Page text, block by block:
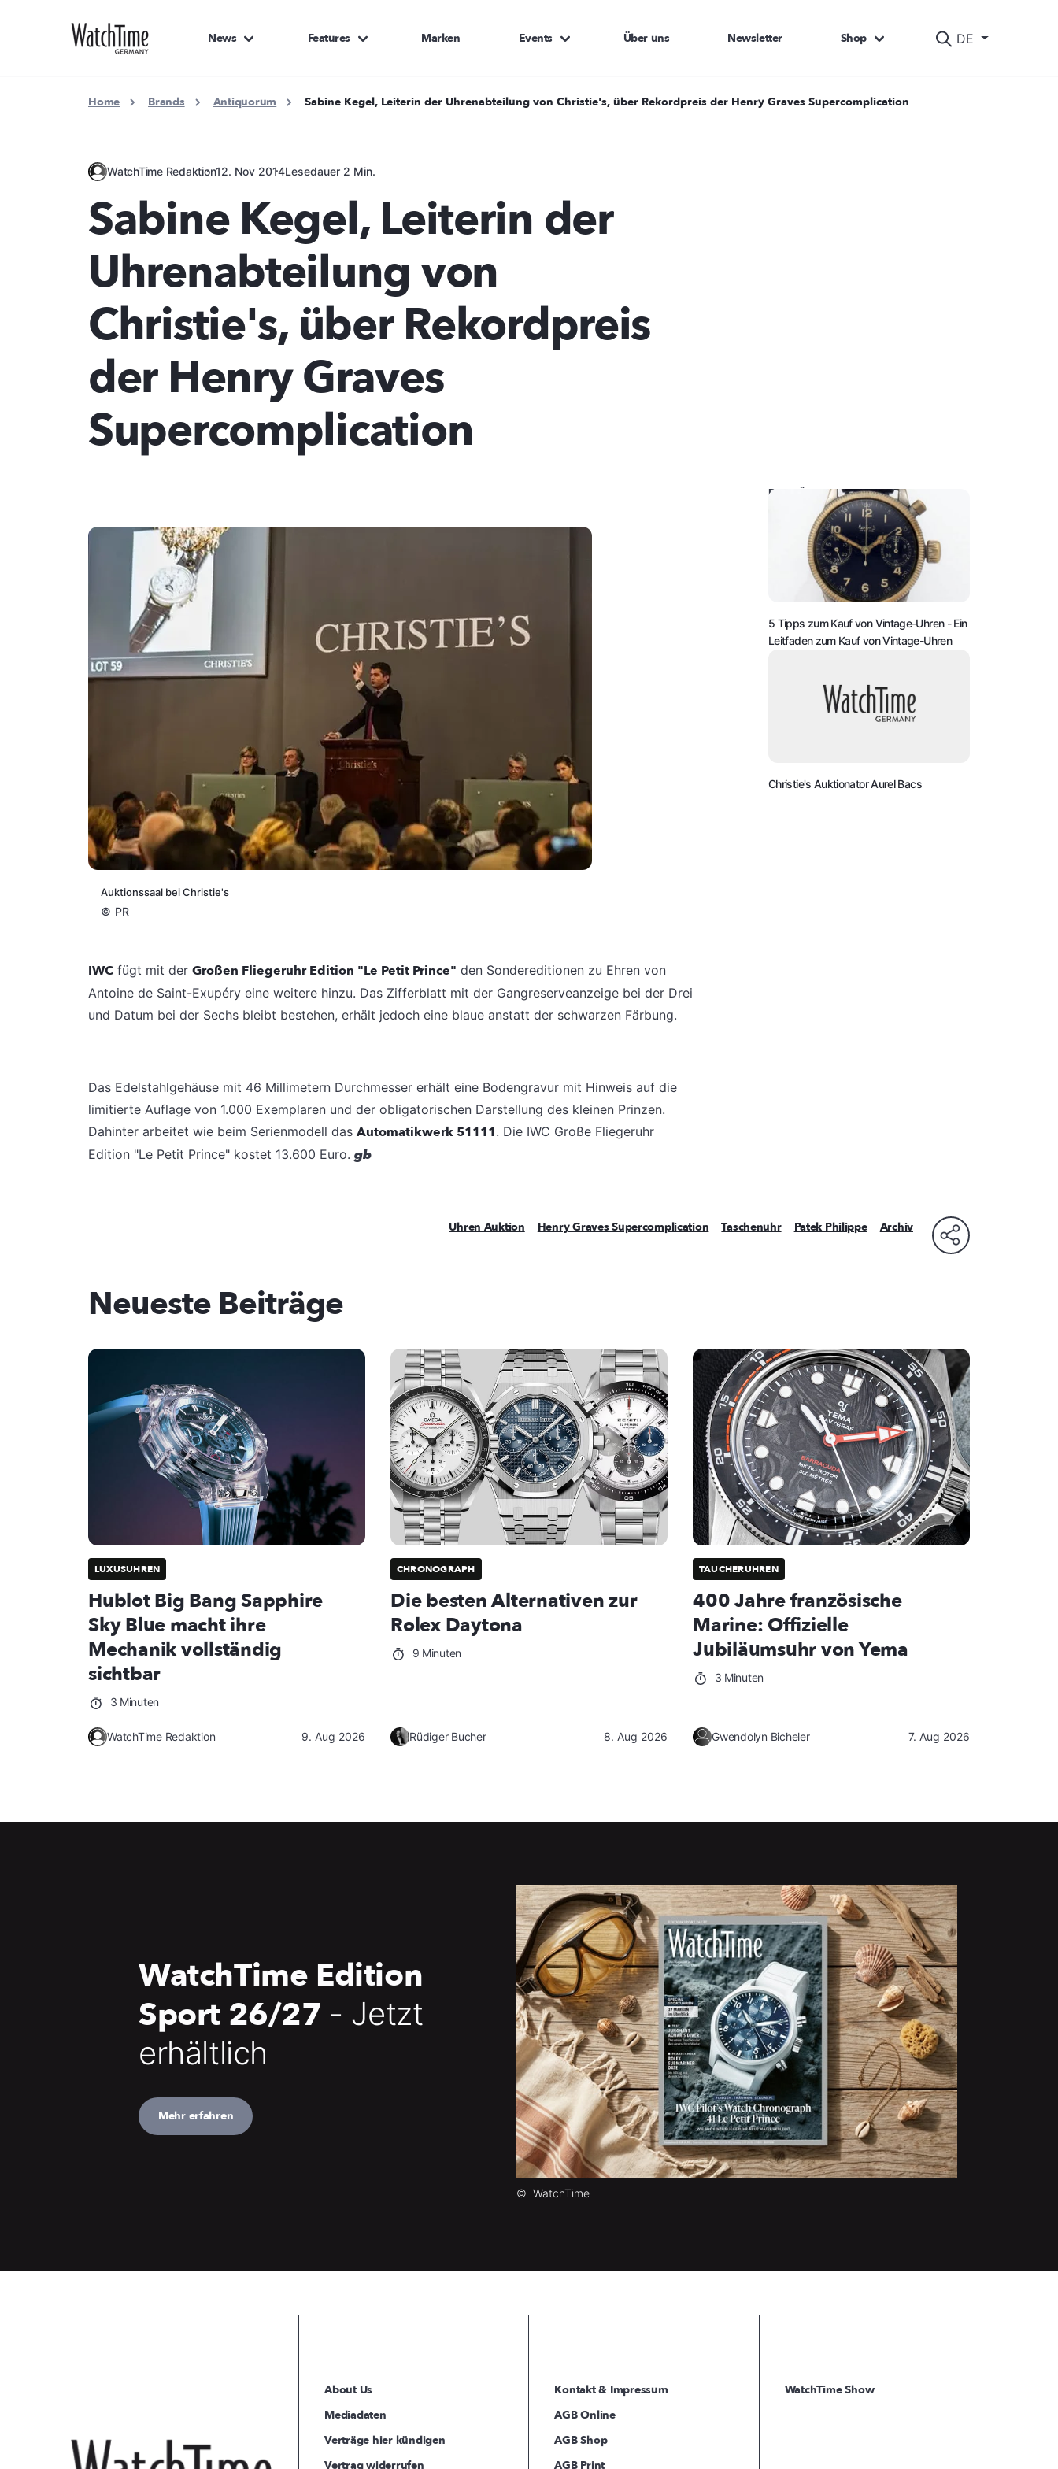
DE
News Features Marken Events Über uns Newsletter Shop
Home Brands Antiquorum Sabine Kegel, Leiterin der Uhrenabteilung von Christie's, über Rekordpreis der Henry Graves Supercomplication
WatchTime Redaktion12. Nov 2014Lesedauer 2 Min.
Sabine Kegel, Leiterin der
Uhrenabteilung von
Christie's, über Rekordpreis
der Henry Graves
Supercomplication
Auktionssaal bei Christie's
© PR
IWC fügt mit der Großen Fliegeruhr Edition "Le Petit Prince" den Sondereditionen zu Ehren von
Antoine de Saint-Exupéry eine weitere hinzu. Das Zifferblatt mit der Gangreserveanzeige bei der Drei
und Datum bei der Sechs bleibt bestehen, erhält jedoch eine blaue anstatt der schwarzen Färbung.
Das Edelstahlgehäuse mit 46 Millimetern Durchmesser erhält eine Bodengravur mit Hinweis auf die
limitierte Auflage von 1.000 Exemplaren und der obligatorischen Darstellung des kleinen Prinzen.
Dahinter arbeitet wie beim Serienmodell das Automatikwerk 51111. Die IWC Große Fliegeruhr
Edition "Le Petit Prince" kostet 13.600 Euro. gb
DAS KÖNNTE SIE AUCH INTERESSIEREN:
5 Tipps zum Kauf von Vintage-Uhren - Ein
Leitfaden zum Kauf von Vintage-Uhren
Christie's Auktionator Aurel Bacs
Uhren Auktion Henry Graves Supercomplication Taschenuhr Patek Philippe Archiv
Neueste Beiträge
LUXUSUHREN
Hublot Big Bang Sapphire
Sky Blue macht ihre
Mechanik vollständig
sichtbar
3 Minuten
WatchTime Redaktion 9. Aug 2026
CHRONOGRAPH
Die besten Alternativen zur
Rolex Daytona
9 Minuten
Rüdiger Bucher 8. Aug 2026
TAUCHERUHREN
400 Jahre französische
Marine: Offizielle
Jubiläumsuhr von Yema
3 Minuten
Gwendolyn Bicheler 7. Aug 2026
© WatchTime
WatchTime Edition
Sport 26/27 - Jetzt
erhältlich
Mehr erfahren
About Us
Mediadaten
Verträge hier kündigen
Vertrag widerrufen
Kontakt & Impressum
AGB Online
AGB Shop
AGB Print
WatchTime Show